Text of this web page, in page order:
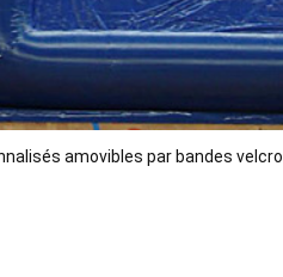
amovibles par bandes velcro.